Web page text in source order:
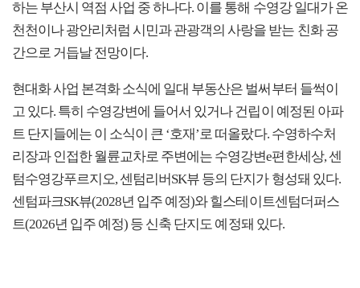
하는 부산시 역점 사업 중 하나다. 이를 통해 수영강 일대가 온
천천이나 광안리처럼 시민과 관광객의 사랑을 받는 친화 공
간으로 거듭날 전망이다.
현대화 사업 본격화 소식에 일대 부동산은 벌써부터 들썩이
고 있다. 특히 수영강변에 들어서 있거나 건립이 예정된 아파
트 단지들에는 이 소식이 큰 ‘호재’로 떠올랐다. 수영하수처
리장과 인접한 월륜교차로 주변에는 수영강변e편한세상, 센
텀수영강푸르지오, 센텀리버SK뷰 등의 단지가 형성돼 있다.
센텀파크SK뷰(2028년 입주 예정)와 힐스테이트센텀더퍼스
트(2026년 입주 예정) 등 신축 단지도 예정돼 있다.